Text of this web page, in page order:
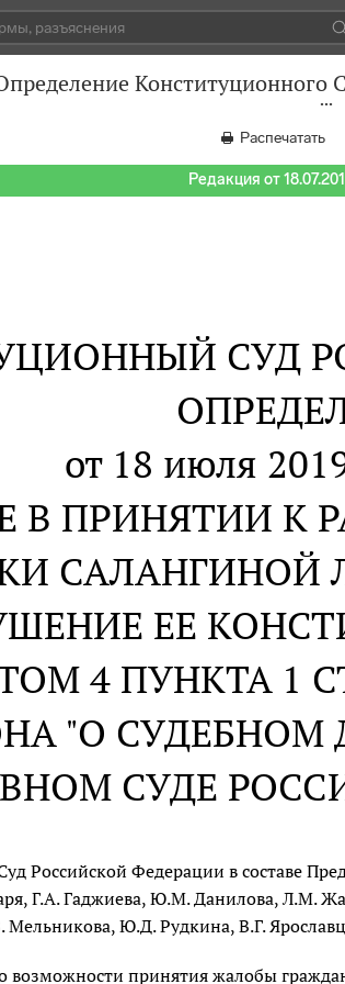
Конституционного
Распечатать
Редакция от
СУД
от 18 июля
В ПРИНЯТИИ
ЕЕ
4 ПУНКТА 1
"О СУДЕБНОМ
СУДЕ
Российской Федерации в составе
Г.А. Гаджиева, Ю.М. Данилова, Л.М.
Мельникова, Ю.Д. Рудкина, В.Г.
возможности принятия жалобы